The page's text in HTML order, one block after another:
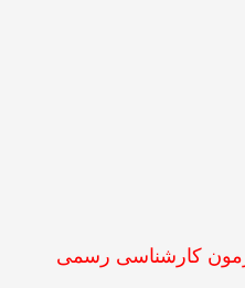
کارشناسی رسمی